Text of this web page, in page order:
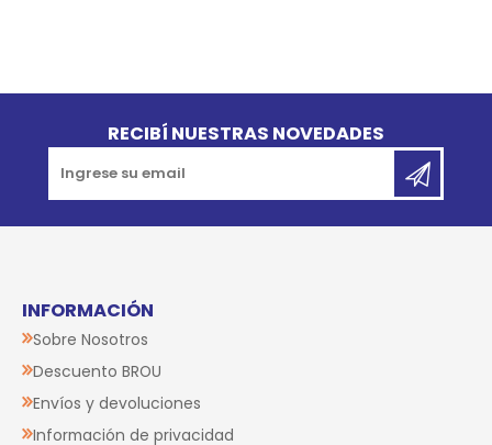
RECIBÍ NUESTRAS NOVEDADES
INFORMACIÓN
Sobre Nosotros
Descuento BROU
Envíos y devoluciones
Información de privacidad